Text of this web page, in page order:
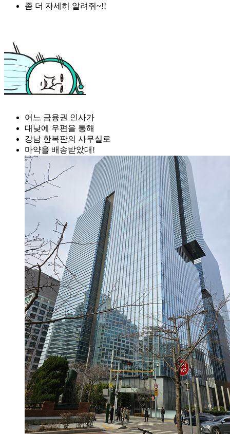
좀 더 자세히 알려줘~!!
어느 금융권 인사가
대낮에 우편을 통해
강남 한복판의 사무실로
마약을 배송받았대!